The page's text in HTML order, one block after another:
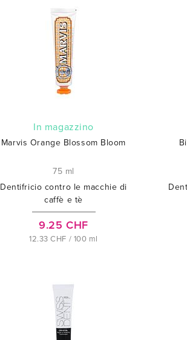
In magazzino
Marvis Orange Blossom Bloom
75 ml
Dentifricio contro le macchie di
caffè e tè
9.25 CHF
12.33 CHF / 100 ml